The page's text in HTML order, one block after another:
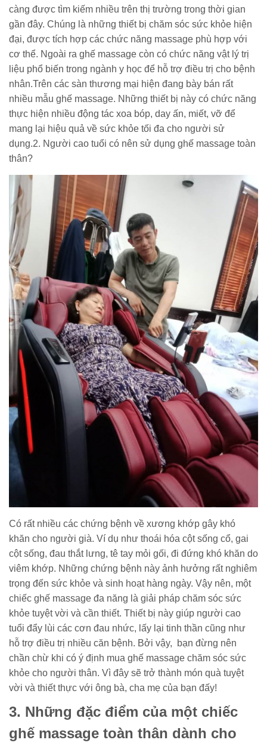
càng được tìm kiếm nhiều trên thị trường trong thời gian
gần đây. Chúng là những thiết bị chăm sóc sức khỏe hiện
đại, được tích hợp các chức năng massage phù hợp với
cơ thể. Ngoài ra ghế massage còn có chức năng vật lý trị
liệu phổ biến trong ngành y học để hỗ trợ điều trị cho bệnh
nhân.Trên các sàn thương mại hiện đang bày bán rất
nhiều mẫu ghế massage. Những thiết bị này có chức năng
thực hiện nhiều động tác xoa bóp, day ấn, miết, vỡ để
mang lại hiệu quả về sức khỏe tối đa cho người sử
dụng.2. Người cao tuổi có nên sử dụng ghế massage toàn
thân?
Có rất nhiều các chứng bệnh về xương khớp gây khó
khăn cho người già. Ví dụ như thoái hóa cột sống cổ, gai
cột sống, đau thắt lưng, tê tay mỏi gối, đi đứng khó khăn do
viêm khớp. Những chứng bệnh này ảnh hưởng rất nghiêm
trọng đến sức khỏe và sinh hoạt hàng ngày. Vậy nên, một
chiếc ghế massage đa năng là giải pháp chăm sóc sức
khỏe tuyệt vời và cần thiết. Thiết bị này giúp người cao
tuổi đẩy lùi các cơn đau nhức, lấy lại tinh thần cũng như
hỗ trợ điều trị nhiều căn bệnh. Bởi vậy, bạn đừng nên
chần chừ khi có ý định mua ghế massage chăm sóc sức
khỏe cho người thân. Vì đây sẽ trở thành món quà tuyệt
vời và thiết thực với ông bà, cha mẹ của bạn đấy!
3. Những đặc điểm của một chiếc
ghế massage toàn thân dành cho